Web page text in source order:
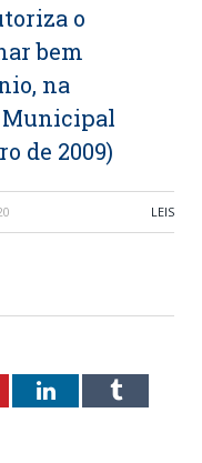
o
bem
na
Municipal
de 2009)
LEIS
LinkedInTumblr